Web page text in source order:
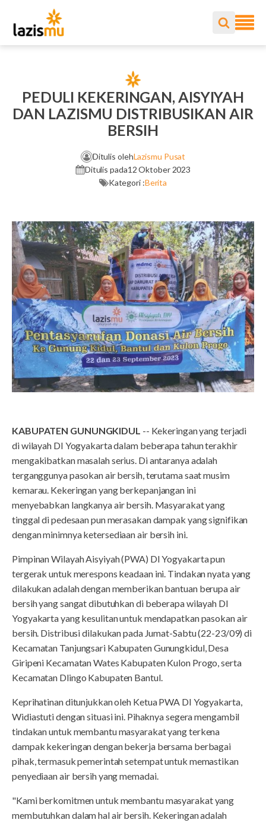
PEDULI KEKERINGAN, AISYIYAH
DAN LAZISMU DISTRIBUSIKAN AIR
BERSIH
Ditulis olehLazismu Pusat
Ditulis pada12 Oktober 2023
Kategori :Berita
KABUPATEN GUNUNGKIDUL -- Kekeringan yang terjadi
di wilayah DI Yogyakarta dalam beberapa tahun terakhir
mengakibatkan masalah serius. Di antaranya adalah
terganggunya pasokan air bersih, terutama saat musim
kemarau. Kekeringan yang berkepanjangan ini
menyebabkan langkanya air bersih. Masyarakat yang
tinggal di pedesaan pun merasakan dampak yang signifikan
dengan minimnya ketersediaan air bersih ini.
Pimpinan Wilayah Aisyiyah (PWA) DI Yogyakarta pun
tergerak untuk merespons keadaan ini. Tindakan nyata yang
dilakukan adalah dengan memberikan bantuan berupa air
bersih yang sangat dibutuhkan di beberapa wilayah DI
Yogyakarta yang kesulitan untuk mendapatkan pasokan air
bersih. Distribusi dilakukan pada Jumat-Sabtu (22-23/09) di
Kecamatan Tanjungsari Kabupaten Gunungkidul, Desa
Giripeni Kecamatan Wates Kabupaten Kulon Progo, serta
Kecamatan Dlingo Kabupaten Bantul.
Keprihatinan ditunjukkan oleh Ketua PWA DI Yogyakarta,
Widiastuti dengan situasi ini. Pihaknya segera mengambil
tindakan untuk membantu masyarakat yang terkena
dampak kekeringan dengan bekerja bersama berbagai
pihak, termasuk pemerintah setempat untuk memastikan
penyediaan air bersih yang memadai.
"Kami berkomitmen untuk membantu masyarakat yang
membutuhkan dalam hal air bersih. Kekeringan adalah